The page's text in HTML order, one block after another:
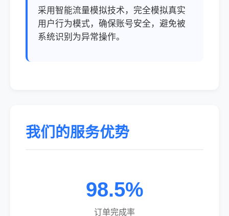
采用智能流量模拟技术，完全模拟真实
用户行为模式，确保账号安全，避免被
系统识别为异常操作。
我们的服务优势
98.5%
订单完成率